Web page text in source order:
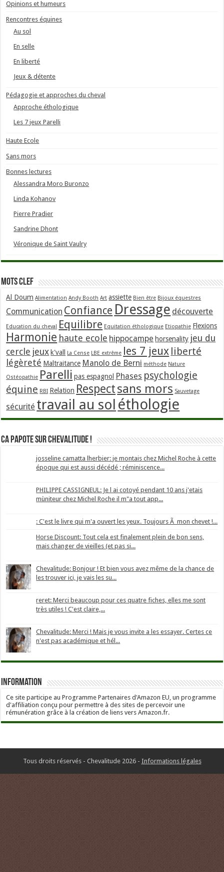
Opinions et humeurs
Rencontres équines
Au sol
En selle
En liberté
Jeux & détente
Pédagogie et approches du cheval
Approche éthologique
Les 7 jeux Parelli
Haute Ecole
Sans mors
Bonnes lectures
Alessandra Moro Buronzo
Linda Kohanov
Pierre Pradier
Sandrine Dhont
Véronique de Saint Vaulry
Mots clef
Al Doum Alimentation Andy Booth Art assiette Bien être Bijoux équestres
Communication Confiance Dressage découverte
Education du cheval Equilibre Equitation éthologique Etiopathie Flexions
Harmonie haute ecole hippocampe horsenality jeu du
cercle jeux k'vall La Cense LBE extrême les 7 jeux liberté
légèreté Maltraitance Manolo de Berni méthode Nature
Ostéopathie Parelli pas espagnol Phases psychologie
équine RBI Relation Respectsans mors Sauvetage
sécurité travail au sol éthologie
Ca papote sur Chevalitude !
josseline camatta lherbier: je montais chez Michel Roche à cette
époque qui est aussi décédé ; réminiscence...
PHILIPPE CASSIGNEUL: Je l ai cotoyé pendant 10 ans j'etais
mùniteur chez Michel Roche il m"a tout app...
: C'est le livre qui m'a ouvert les yeux. Toujours Ã mon chevet !...
Horse Discount: Tout cela est finalement plein de bon sens,
mais changer de vieilles (et pas si...
Chevalitude: Bonjour ! Et bien vous avez même de la chance de
les trouver ici, je vais les su...
reret: Merci beaucoup pour ces quatre fiches, elles me sont
très utiles ! C'est claire,...
Chevalitude: Merci ! Mais je vous invite a les essayer. Certes ce
n'est pas académique et hél...
Information
Ce site participe au Programme Partenaires d'Amazon EU, un programme
d'affiliation conçu pour permettre à des sites de percevoir une
rémunération grâce à la création de liens vers Amazon.fr.
Tous droits réservés - Chevalitude 2026 - Informations légales